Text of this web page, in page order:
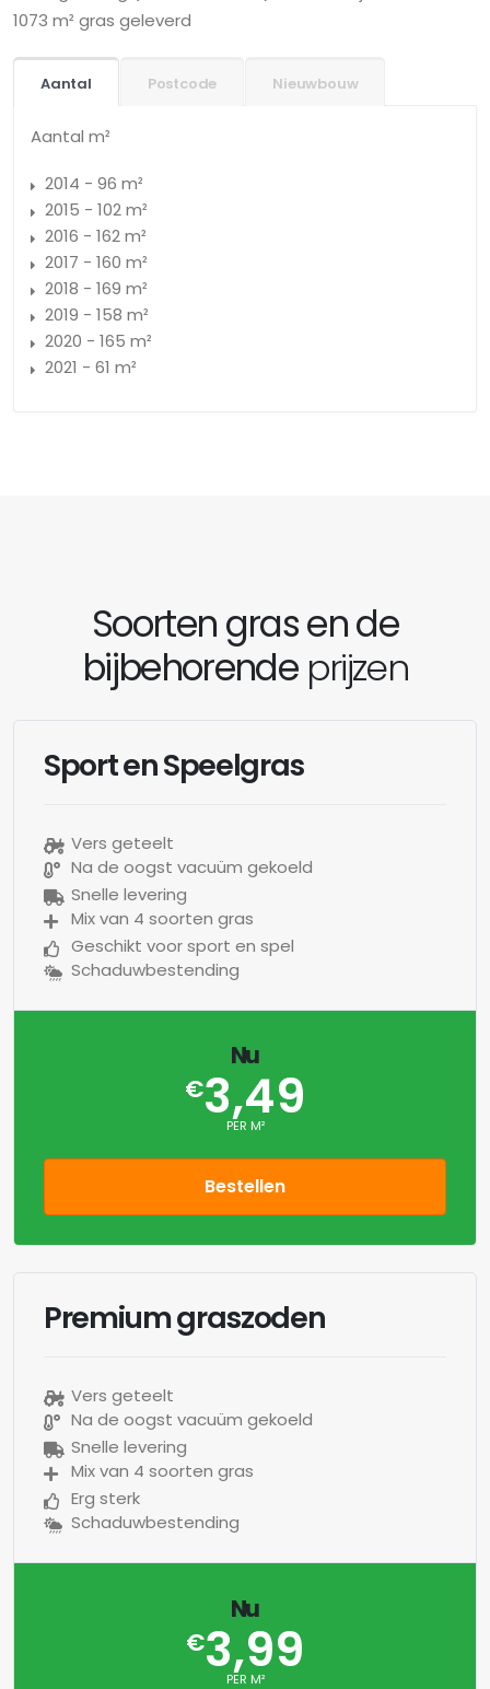
1073 m² gras geleverd
Aantal Postcode Nieuwbouw
Aantal m²
2014 - 96 m²
2015 - 102 m²
2016 - 162 m²
2017 - 160 m²
2018 - 169 m²
2019 - 158 m²
2020 - 165 m²
2021 - 61 m²
Soorten gras en de
bijbehorendeprijzen
Sport en Speelgras
Vers geteelt
Na de oogst vacuüm gekoeld
Snelle levering
Mix van 4 soorten gras
Geschikt voor sport en spel
Schaduwbestending
Nu
€3,49
PER M²
Bestellen
Premium graszoden
Vers geteelt
Na de oogst vacuüm gekoeld
Snelle levering
Mix van 4 soorten gras
Erg sterk
Schaduwbestending
Nu
€3,99
PER M²